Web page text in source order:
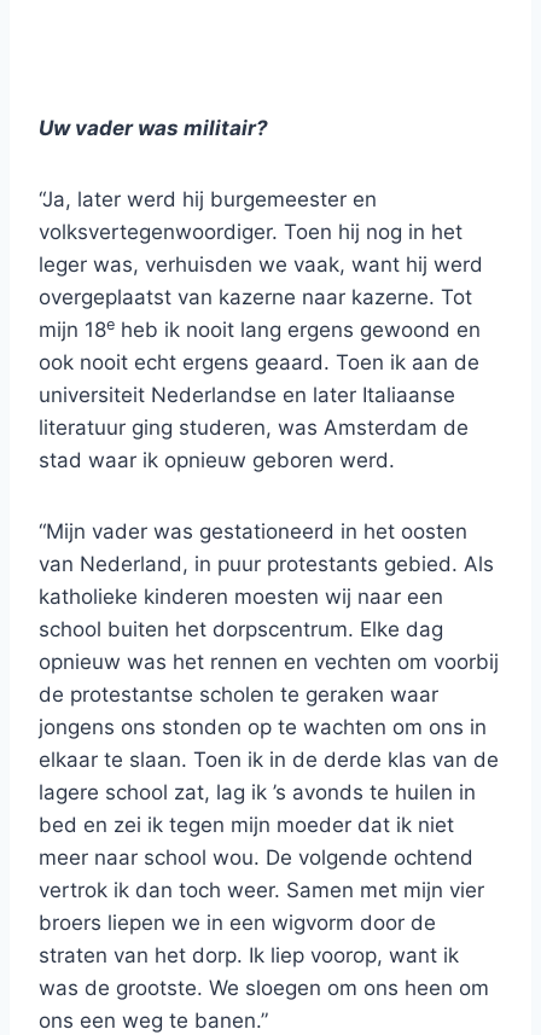
Uw vader was militair?
“Ja, later werd hij burgemeester en
volksvertegenwoordiger. Toen hij nog in het
leger was, verhuisden we vaak, want hij werd
overgeplaatst van kazerne naar kazerne. Tot
mijn 18e heb ik nooit lang ergens gewoond en
ook nooit echt ergens geaard. Toen ik aan de
universiteit Nederlandse en later Italiaanse
literatuur ging studeren, was Amsterdam de
stad waar ik opnieuw geboren werd.
“Mijn vader was gestationeerd in het oosten
van Nederland, in puur protestants gebied. Als
katholieke kinderen moesten wij naar een
school buiten het dorpscentrum. Elke dag
opnieuw was het rennen en vechten om voorbij
de protestantse scholen te geraken waar
jongens ons stonden op te wachten om ons in
elkaar te slaan. Toen ik in de derde klas van de
lagere school zat, lag ik ’s avonds te huilen in
bed en zei ik tegen mijn moeder dat ik niet
meer naar school wou. De volgende ochtend
vertrok ik dan toch weer. Samen met mijn vier
broers liepen we in een wigvorm door de
straten van het dorp. Ik liep voorop, want ik
was de grootste. We sloegen om ons heen om
ons een weg te banen.”